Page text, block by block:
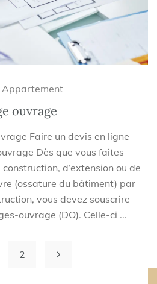
Appartement
ouvrage
Faire un devis en ligne
Dès que vous faites
d’extension ou de
(ossature du bâtiment) par
vous devez souscrire
ouvrage (DO). Celle-ci ...
2